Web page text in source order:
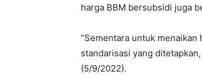
harga BBM bersubsidi juga
“Sementara untuk
standarisasi yang
(5/9/2022).